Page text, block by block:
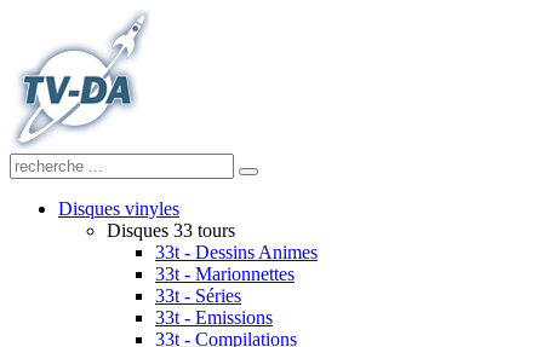
Disques vinyles
Disques 33 tours
33t - Dessins Animes
33t - Marionnettes
33t - Séries
33t - Emissions
33t - Compilations